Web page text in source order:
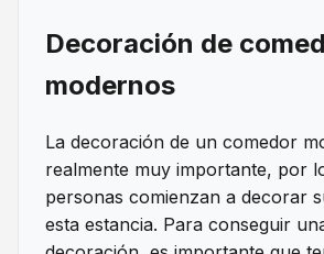
Decoración de
modernos
La decoración de un comedor
realmente muy importante, por
personas comienzan a decorar
esta estancia. Para conseguir